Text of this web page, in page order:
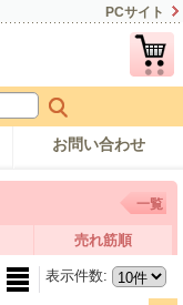
PCサイト
お問い合わせ
一覧
売れ筋順
表示件数: